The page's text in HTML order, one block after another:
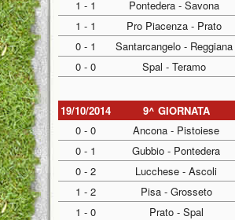
1 - 1
Pontedera - Savona
1 - 1
Pro Piacenza - Prato
0 - 1
Santarcangelo - Reggiana
0 - 0
Spal - Teramo
19/10/2014 9^ GIORNATA
0 - 0
Ancona - Pistoiese
0 - 1
Gubbio - Pontedera
0 - 2
Lucchese - Ascoli
1 - 2
Pisa - Grosseto
1 - 0
Prato - Spal